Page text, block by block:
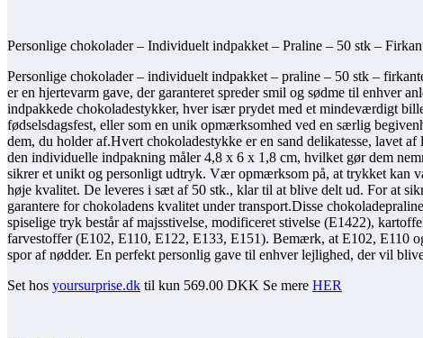
Personlige chokolader – Individuelt indpakket – Praline – 50 stk –
Personlige chokolader – individuelt indpakket – praline – 50 stk –
er en hjertevarm gave, der garanteret spreder smil og sødme til enhver
indpakkede chokoladestykker, hver især prydet med et mindeværdigt
fødselsdagsfest, eller som en unik opmærksomhed ved en særlig
dem, du holder af.Hvert chokoladestykke er en sand delikatesse, lavet
den individuelle indpakning måler 4,8 x 6 x 1,8 cm, hvilket gør dem
sikrer et unikt og personligt udtryk. Vær opmærksom på, at trykket kan
høje kvalitet. De leveres i sæt af 50 stk., klar til at blive delt ud. For at
garantere for chokoladens kvalitet under transport.Disse
spiselige tryk består af majsstivelse, modificeret stivelse (E1422),
farvestoffer (E102, E110, E122, E133, E151). Bemærk, at E102, E110
spor af nødder. En perfekt personlig gave til enhver lejlighed, der vil
Set hos yoursurprise.dk til kun 569.00 DKK Se mere HER